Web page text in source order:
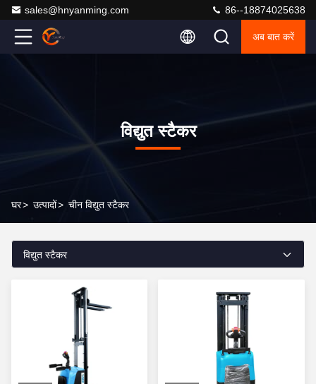
sales@hnyanming.com 86--18874025638
अब बात करें
विद्युत स्टैकर
घर> उत्पादों> चीन विद्युत स्टैकर
विद्युत स्टैकर